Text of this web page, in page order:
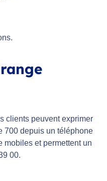
clients peuvent exprimer
700 depuis un téléphone
mobiles et permettent un
00.